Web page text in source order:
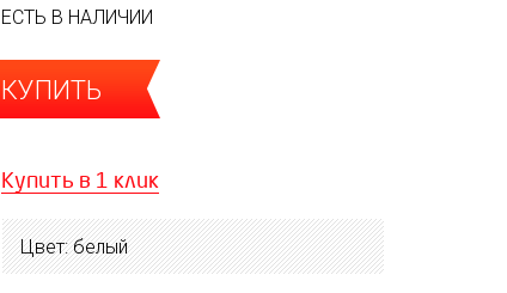
ЕСТЬ В НАЛИЧИИ
КУПИТЬ
Купить в 1 клик
Цвет: белый